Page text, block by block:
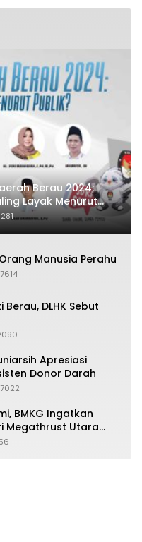
Berau 2024:
Layak Menurut
Manusia Perahu
7614
DLHK Sebut
Apresiasi
Donor Darah
7022
BMKG Ingatkan
Megathrust Utara